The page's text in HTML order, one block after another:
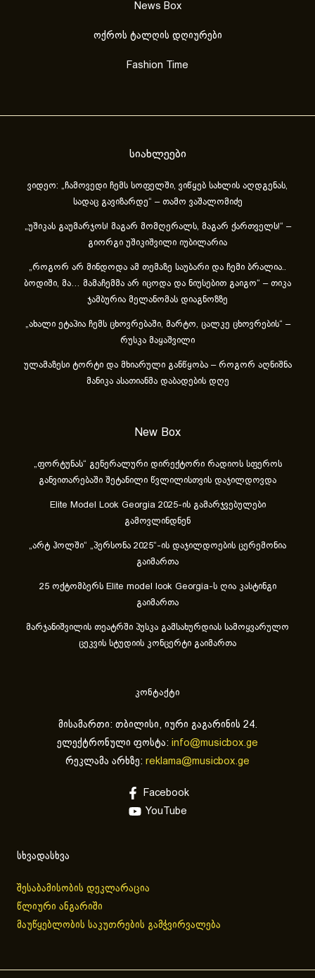
News Box
ოქროს ტალღის დღიურები
Fashion Time
სიახლეები
ვიდეო: „ჩამოვედი ჩემს სოფელში, ვიწყებ სახლის აღდგენას,
სადაც გავიზარდე“ – თამო ვაშალომიძე
„უშიკას გაუმარჯოს! მაგარ მომღერალს, მაგარ ქართველს!“ –
გიორგი უშიკიშვილი იუბილარია
„როგორ არ მინდოდა ამ თემაზე საუბარი და ჩემი ბრალია..
ბოდიში, მა… მამაჩემმა არ იცოდა და ნიუსებით გაიგო“ – თიკა
ჯამბურია მელანომას დიაგნოზზე
„ახა­ლი ეტა­პია ჩემს ცხოვ­რე­ბა­ში, მარ­ტო, ცალ­კე ცხოვ­რე­ბის“ –
რუსკა მაყაშვილი
ულამაზესი ტორტი და მხიარული განწყობა – როგორ აღნიშნა
მანიკა ასათიანმა დაბადების დღე
New Box
„ფორტუნას“ გენერალური დირექტორი რადიოს სფეროს
განვითარებაში შეტანილი წვლილისთვის დაჯილდოვდა
Elite Model Look Georgia 2025-ის გამარჯვებულები
გამოვლინდნენ
„არტ ჰოლში“ „პერსონა 2025“-ის დაჯილდოების ცერემონია
გაიმართა
25 ოქტომბერს Elite model look Georgia-ს ღია კასტინგი
გაიმართა
მარჯანიშვილის თეატრში პუსკა გამსახურდიას სამოყვარულო
ცეკვის სტუდიის კონცერტი გაიმართა
კონტაქტი
მისამართი: თბილისი, იური გაგარინის 24.
ელექტრონული ფოსტა: info@musicbox.ge
რეკლამა არხზე: reklama@musicbox.ge
Facebook
YouTube
სხვადასხვა
შესაბამისობის დეკლარაცია
წლიური ანგარიში
მაუწყებლობის საკუთრების გამჭვირვალება